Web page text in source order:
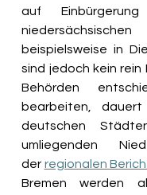
auf
beispielsweise in
sind jedoch kein rein
Behörden
bearbeiten,
deutschen
umliegenden
der regionalen
Bremen werden